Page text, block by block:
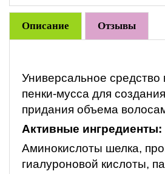
Описание Отзывы
Универсальное
пенки-мусса для
придания объема
Активные ингредиенты:
Аминокислоты шелка,
гиалуроновой кислоты,